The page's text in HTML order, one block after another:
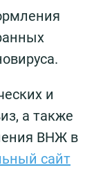
и
а также
ВНЖ в
сайт